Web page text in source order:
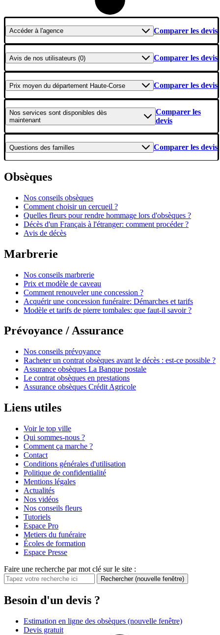
Accéderà l'agence Comparer les devis
Avis de nos utilisateurs (0) Comparer les devis
Prix moyen du département Haute-Corse Comparer les devis
Nos services sont disponibles dès
maintenant
Comparer les
devis
Questions des familles Comparer les devis
Obsèques
Nos conseils obsèques
Comment choisir un cercueil ?
Quelles fleurs pour rendre hommage lors d'obsèques ?
Décès d'un Français à l'étranger: comment procéder ?
Avis de décès
Marbrerie
Nos conseils marbrerie
Prix et modèle de caveau
Comment renouveler une concession ?
Acquérir une concession funéraire: Démarches et tarifs
Modèle et tarifs de pierre tombales: que faut-il savoir ?
Prévoyance / Assurance
Nos conseils prévoyance
Racheter un contrat obsèques avant le décès : est-ce possible ?
Assurance obsèques La Banque postale
Le contrat obsèques en prestations
Assurance obsèques Crédit Agricole
Liens utiles
Voir le top ville
Qui sommes-nous ?
Comment ça marche ?
Contact
Conditions générales d'utilisation
Politique de confidentialité
Mentions légales
Actualités
Nos vidéos
Nos conseils fleurs
Tutoriels
Espace Pro
Metiers du funéraire
Écoles de formation
Espace Presse
Faire une recherche par mot clé sur le site :
Rechercher (nouvelle fenêtre)
Besoin d'un devis ?
Estimation en ligne des obsèques (nouvelle fenêtre)
Devis gratuit